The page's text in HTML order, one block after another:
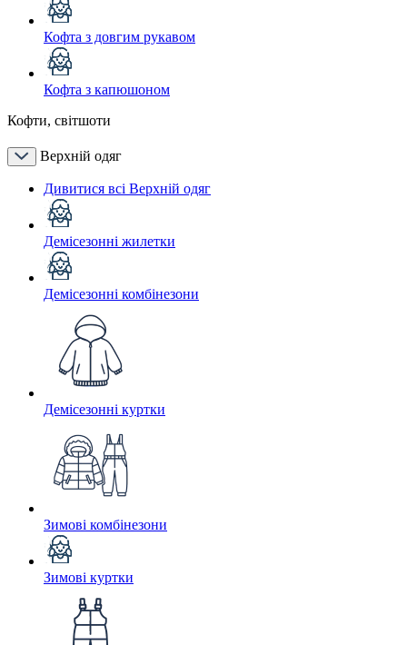
Кофта з довгим рукавом
Кофта з капюшоном
Кофти, світшоти
Верхній одяг
Дивитися всі Верхній одяг
Демісезонні жилетки
Демісезонні комбінезони
Демісезонні куртки
Зимові комбінезони
Зимові куртки